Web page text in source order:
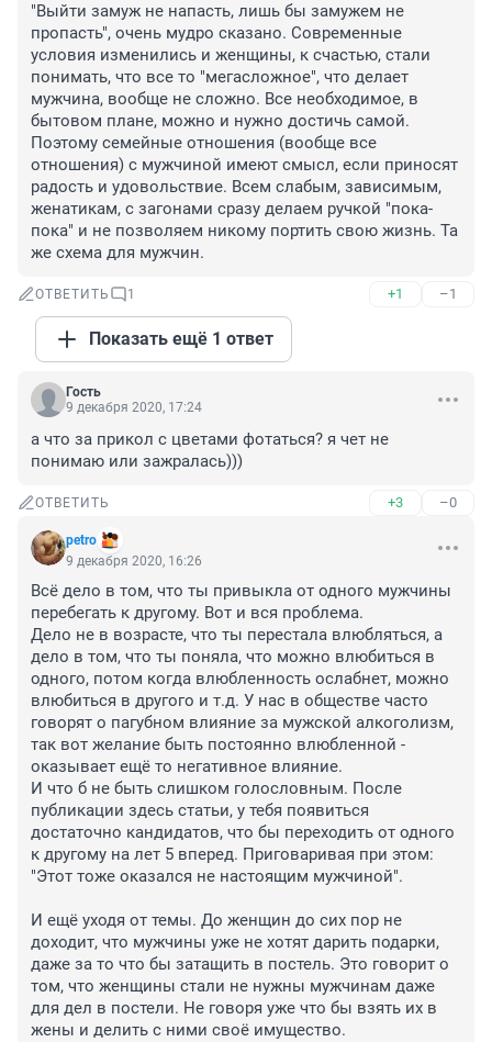
"Выйти замуж не напасть, лишь бы замужем не
пропасть", очень мудро сказано. Современные
условия изменились и женщины, к счастью, стали
понимать, что все то "мегасложное", что делает
мужчина, вообще не сложно. Все необходимое, в
бытовом плане, можно и нужно достичь самой.
Поэтому семейные отношения (вообще все
отношения) с мужчиной имеют смысл, если приносят
радость и удовольствие. Всем слабым, зависимым,
женатикам, с загонами сразу делаем ручкой "пока-
пока" и не позволяем никому портить свою жизнь. Та
же схема для мужчин.
ОТВЕТИТЬ 1 +1 –1
Показать ещё 1 ответ
Гость
9 декабря 2020, 17:24
а что за прикол с цветами фотаться? я чет не
понимаю или зажралась)))
ОТВЕТИТЬ +3 –0
petro
9 декабря 2020, 16:26
Всё дело в том, что ты привыкла от одного мужчины
перебегать к другому. Вот и вся проблема.
Дело не в возрасте, что ты перестала влюбляться, а
дело в том, что ты поняла, что можно влюбиться в
одного, потом когда влюбленность ослабнет, можно
влюбиться в другого и т.д. У нас в обществе часто
говорят о пагубном влияние за мужской алкоголизм,
так вот желание быть постоянно влюбленной -
оказывает ещё то негативное влияние.
И что б не быть слишком голословным. После
публикации здесь статьи, у тебя появиться
достаточно кандидатов, что бы переходить от одного
к другому на лет 5 вперед. Приговаривая при этом:
"Этот тоже оказался не настоящим мужчиной".
И ещё уходя от темы. До женщин до сих пор не
доходит, что мужчины уже не хотят дарить подарки,
даже за то что бы затащить в постель. Это говорит о
том, что женщины стали не нужны мужчинам даже
для дел в постели. Не говоря уже что бы взять их в
жены и делить с ними своё имущество.